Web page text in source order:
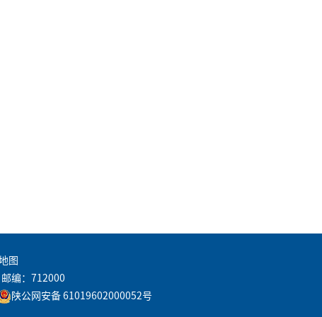
图
邮编：712000
陕公网安备 61019602000052号